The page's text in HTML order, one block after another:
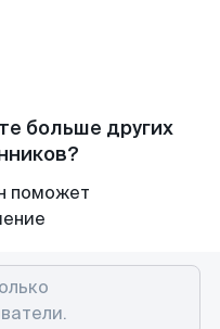
больше других
поможет